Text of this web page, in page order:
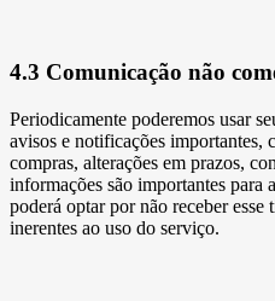
4.3 Comunicação não
Periodicamente poderemos usar
avisos e notificações importantes,
compras, alterações em prazos,
informações são importantes para
poderá optar por não receber
inerentes ao uso do serviço.